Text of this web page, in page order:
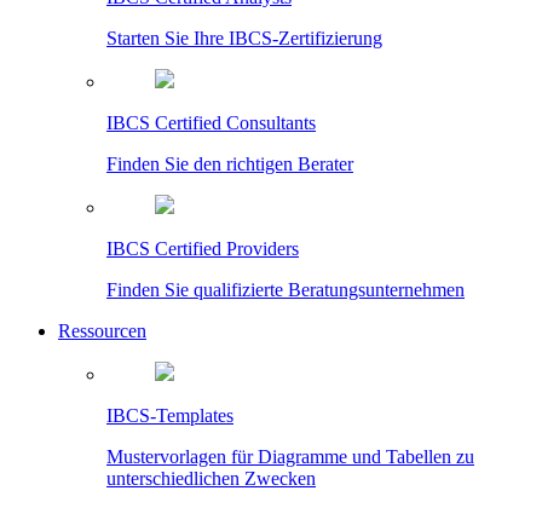
Starten Sie Ihre IBCS-Zertifizierung
IBCS Certified Consultants
Finden Sie den richtigen Berater
IBCS Certified Providers
Finden Sie qualifizierte Beratungsunternehmen
Ressourcen
IBCS-Templates
Mustervorlagen für Diagramme und Tabellen zu
unterschiedlichen Zwecken